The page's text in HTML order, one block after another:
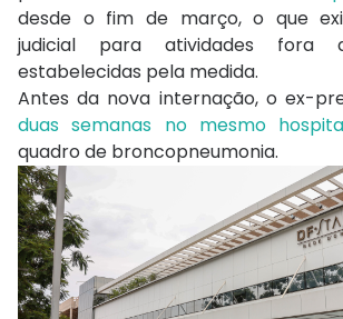
desde o fim de março, o que
judicial para atividades fora
estabelecidas pela medida.
Antes da nova internação, o ex-
duas semanas no mesmo
quadro de broncopneumonia.